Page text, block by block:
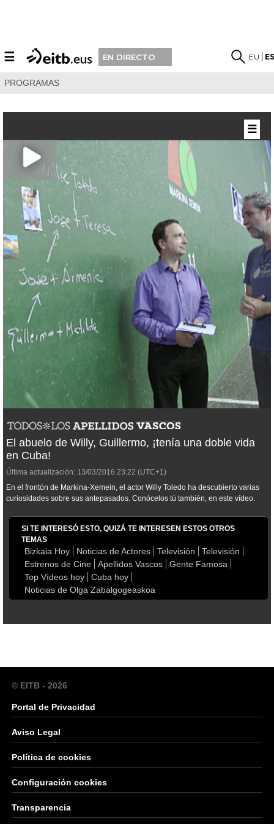
☰ EN DIRECTO EU
PROGRAMAS
El abuelo de Willy, Guillermo, ¡tenía una doble vida
en Cuba!
Última actualización: 13/03/2016 23:22 (UTC+1)
En el frontón de Markina-Xemein, el actor Willy Toledo ha descubierto varias
curiosidades sobre sus antepasados. Conócelos tú también, en este vídeo.
SI TE INTERESÓ ESTO, QUIZÁ TE INTERESEN ESTOS OTROS
TEMAS
Bizkaia Hoy Noticias de Actores Televisión
Televisión
Estrenos de Cine
Apellidos Vascos
Gente Famosa
Top Vídeos hoy
Cuba hoy
Noticias de Olga Zabalgogeaskoa
☰
© EITB - 2026
Portal de Privacidad
Aviso Legal
Política de cookies
Configuración cookies
Transparencia